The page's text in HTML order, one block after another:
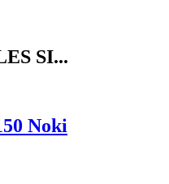
SI...
Noki